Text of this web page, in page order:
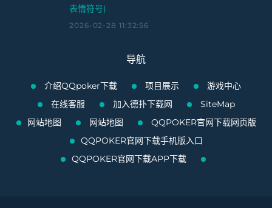
表情符号)
2026-02-28 11:32:56
导航
介绍QQpoker下载 项目展示
游戏中心
在线客服
加入德扑下载网
SiteMap
网站地图
网站地图
QQPOKER官网下载网页版
QQPOKER官网下载手机版入口
QQPOKER官网下载APP下载